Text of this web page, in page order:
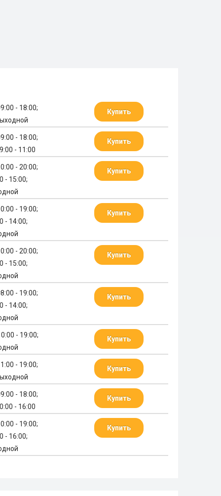
- 18:00;
Купить
- 18:00;
- 11:00
Купить
- 20:00;
- 15:00;
Купить
- 19:00;
- 14:00;
Купить
- 20:00;
- 15:00;
Купить
- 19:00;
- 14:00;
Купить
- 19:00;
Купить
- 19:00;
Купить
- 18:00;
- 16:00
Купить
- 19:00;
- 16:00;
Купить